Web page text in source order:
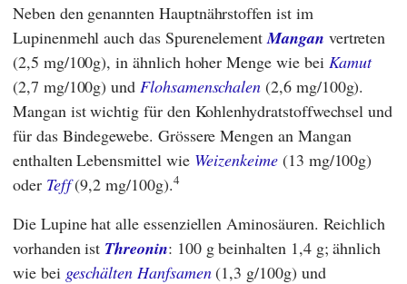
Neben den genannten Hauptnährstoffen ist im
Lupinenmehl auch das SpurenelementMangan vertreten
(2,5 mg/100g), in ähnlich hoher Menge wie bei Kamut
(2,7 mg/100g) undFlohsamenschalen (2,6 mg/100g).
Mangan ist wichtig für den Kohlenhydratstoffwechsel und
für das Bindegewebe. Grössere Mengen an Mangan
enthalten Lebensmittel wie Weizenkeime(13 mg/100g)
oder Teff(9,2 mg/100g).4
Die Lupine hat alle essenziellen Aminosäuren. Reichlich
vorhanden ist Threonin: 100 g beinhalten 1,4 g; ähnlich
wie bei geschälten Hanfsamen(1,3 g/100g) und